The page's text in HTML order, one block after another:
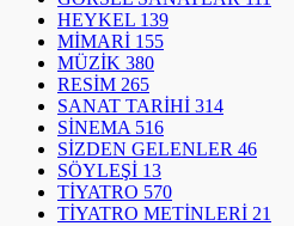
HEYKEL 139
MİMARİ 155
MÜZİK 380
RESİM 265
SANAT TARİHİ 314
SİNEMA 516
SİZDEN GELENLER 46
SÖYLEŞİ 13
TİYATRO 570
TİYATRO METİNLERİ 21